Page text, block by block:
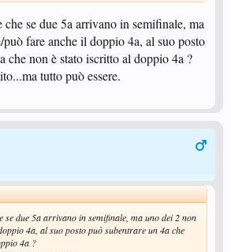
che se due 5a arrivano in semifinale, ma
fare anche il doppio 4a, al suo posto
che non è stato iscritto al doppio 4a ?
tutto può essere.
se due 5a arrivano in semifinale, ma uno dei 2 non
4a, al suo posto può subentrare un 4a che
4a ?